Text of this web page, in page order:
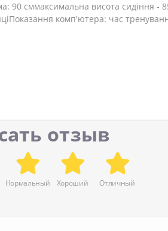
90 сммаксимальна висота сидіння -
комп'ютера: час
отзыв
Нормальный Хороший Отличный